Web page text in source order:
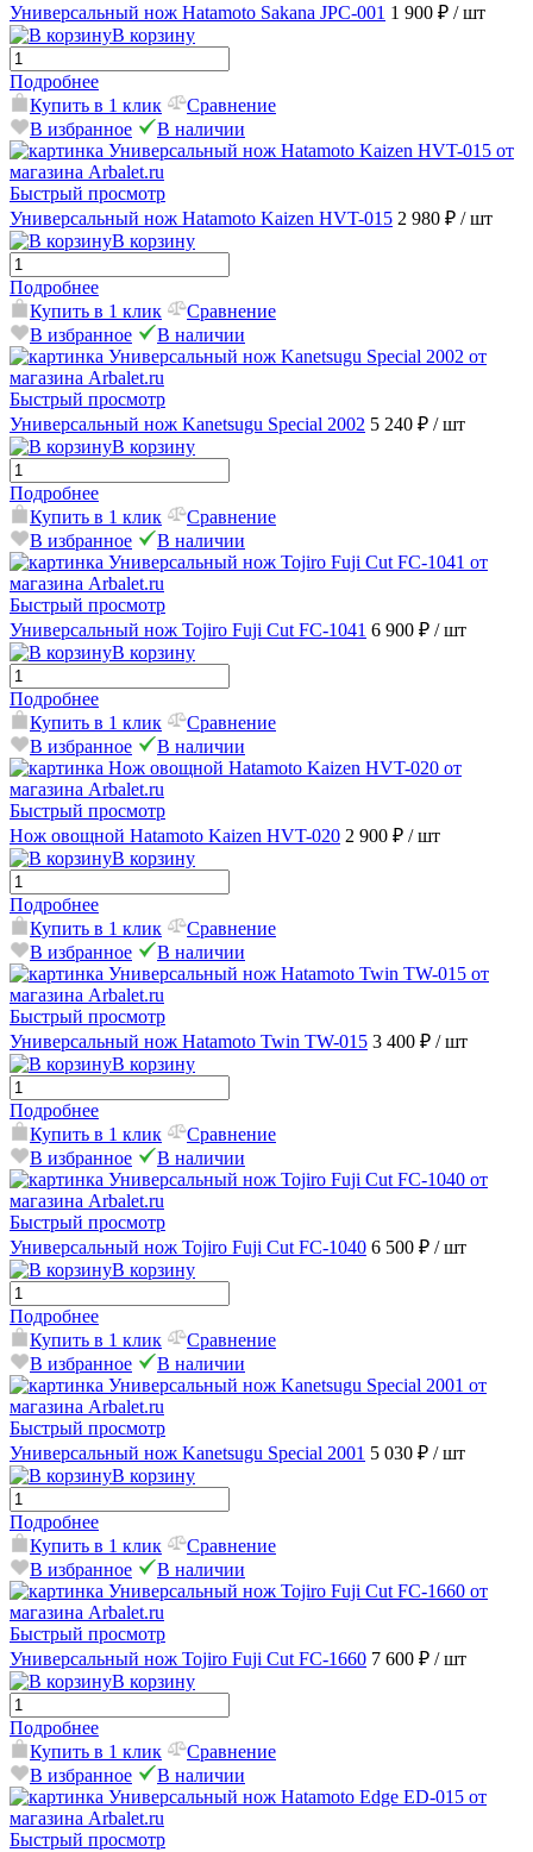
Универсальный нож Hatamoto Sakana JPC-001 1 900 ₽ / шт
В корзину
Подробнее
Купить в 1 клик
Сравнение
В избранное
В наличии
Быстрый просмотр
Универсальный нож Hatamoto Kaizen HVT-015 2 980 ₽ / шт
В корзину
Подробнее
Купить в 1 клик
Сравнение
В избранное
В наличии
Быстрый просмотр
Универсальный нож Kanetsugu Special 2002 5 240 ₽ / шт
В корзину
Подробнее
Купить в 1 клик
Сравнение
В избранное
В наличии
Быстрый просмотр
Универсальный нож Tojiro Fuji Cut FC-1041 6 900 ₽ / шт
В корзину
Подробнее
Купить в 1 клик
Сравнение
В избранное
В наличии
Быстрый просмотр
Нож овощной Hatamoto Kaizen HVT-020 2 900 ₽ / шт
В корзину
Подробнее
Купить в 1 клик
Сравнение
В избранное
В наличии
Быстрый просмотр
Универсальный нож Hatamoto Twin TW-015 3 400 ₽ / шт
В корзину
Подробнее
Купить в 1 клик
Сравнение
В избранное
В наличии
Быстрый просмотр
Универсальный нож Tojiro Fuji Cut FC-1040 6 500 ₽ / шт
В корзину
Подробнее
Купить в 1 клик
Сравнение
В избранное
В наличии
Быстрый просмотр
Универсальный нож Kanetsugu Special 2001 5 030 ₽ / шт
В корзину
Подробнее
Купить в 1 клик
Сравнение
В избранное
В наличии
Быстрый просмотр
Универсальный нож Tojiro Fuji Cut FC-1660 7 600 ₽ / шт
В корзину
Подробнее
Купить в 1 клик
Сравнение
В избранное
В наличии
Быстрый просмотр